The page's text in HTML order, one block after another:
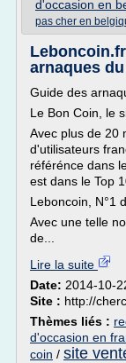
d'occasion en
pas cher en
arnaques
Guide des
Le Bon Coin, le
Avec plus de 20
d'utilisateurs
référénce dans
est dans le Top
Leboncoin, N°1
Avec une telle
de...
Lire la suite
Date: 2014-10-
Site : http://
Thèmes liés :
d'occasion en
coin / site